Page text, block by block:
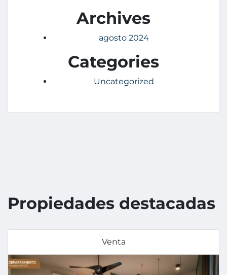
Archives
agosto 2024
Categories
Uncategorized
Propiedades destacadas
Venta